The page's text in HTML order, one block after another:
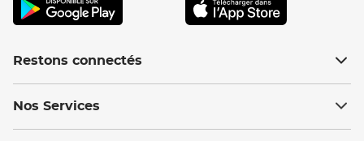
Restons connectés
Nos Services